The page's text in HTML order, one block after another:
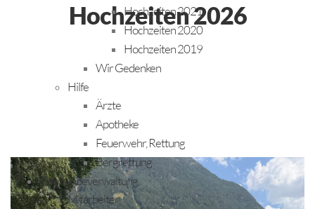
Hochzeiten 2021
Hochzeiten 2020
Hochzeiten 2019
Wir Gedenken
Hilfe
Ärzte
Apotheke
Feuerwehr, Rettung
Bergrettung
Gemeindeverwaltung
Mitarbeiter
Hochzeiten 2026